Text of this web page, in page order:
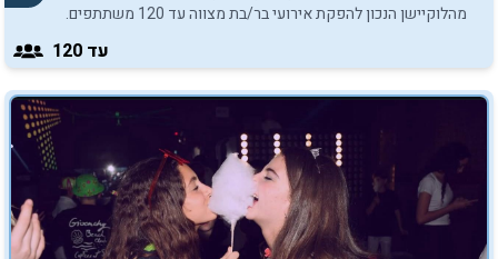
מהלוקיישן הנכון להפקת אירועי בר/בת מצווה עד 120 משתתפים.
עד 120